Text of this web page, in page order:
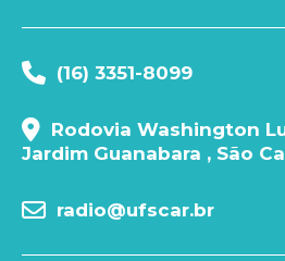
(16) 3351-8099
Rodovia Washington
Jardim Guanabara , São
radio@ufscar.br